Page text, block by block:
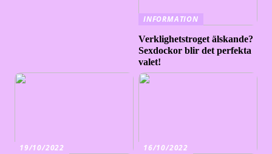
INFORMATION
Verklighetstroget älskande?
Sexdockor blir det perfekta
valet!
19/10/2022
16/10/2022